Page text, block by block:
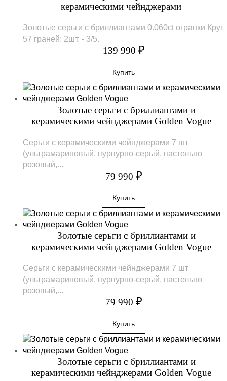
керамическими чейнджерами
Золотые серьги с бриллиантами 0.060ct огранки Круг
57 граней: 2шт. - 3/5.
139 990 ₽
Золотые серьги с бриллиантами и
керамическими чейнджерами Golden Vogue
Серьги с керамическими чейнджерами 7 шт
(ультрамариновый, пурпурно-серый, пастельно
розовый,...
79 990 ₽
Золотые серьги с бриллиантами и
керамическими чейнджерами Golden Vogue
Серьги с керамическими чейнджерами 7 шт
(ультрамариновый, пурпурно-серый, пастельно
розовый,...
79 990 ₽
Золотые серьги с бриллиантами и
керамическими чейнджерами Golden Vogue